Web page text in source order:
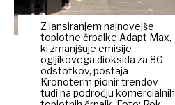
Z lansiranjem najnovejše
toplotne črpalke Adapt Max,
ki zmanjšuje emisije
ogljikovega dioksida za 80
odstotkov, postaja
Kronoterm pionir trendov
tudi na področju komercialnih